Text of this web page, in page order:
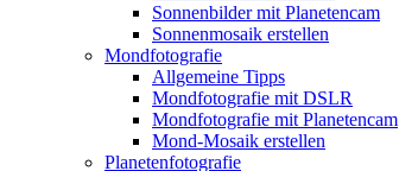
Sonnenbilder mit Planetencam
Sonnenmosaik erstellen
Mondfotografie
Allgemeine Tipps
Mondfotografie mit DSLR
Mondfotografie mit Planetencam
Mond-Mosaik erstellen
Planetenfotografie